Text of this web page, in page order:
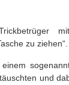
zu ziehen“.
und